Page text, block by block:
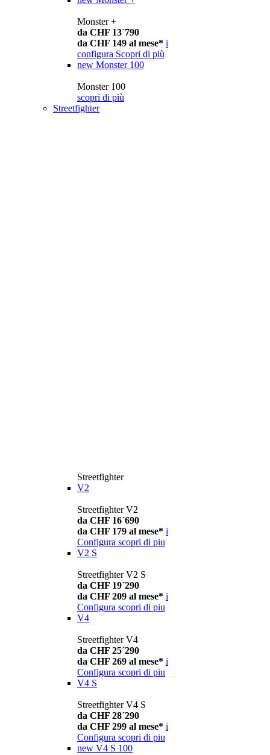
Monster +
da CHF 13´790
da CHF 149 al mese* i
configura Scopri di più
new Monster 100
Monster 100
scopri di più
Streetfighter
Streetfighter
V2
Streetfighter V2
da CHF 16´690
da CHF 179 al mese* i
Configura scopri di piu
V2 S
Streetfighter V2 S
da CHF 19´290
da CHF 209 al mese* i
Configura scopri di piu
V4
Streetfighter V4
da CHF 25´290
da CHF 269 al mese* i
Configura scopri di piu
V4 S
Streetfighter V4 S
da CHF 28´290
da CHF 299 al mese* i
Configura scopri di piu
new V4 S 100